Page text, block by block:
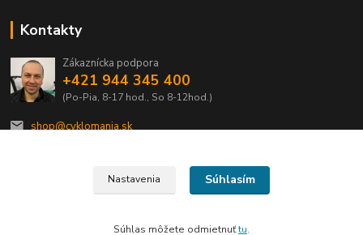
Kontakty
Zákaznícka podpora
+421 944 345 400
(Po-Pia, 8-17 hod., So 8-12hod.)
shop@cyklomania.sk
Nastavenia Súhlasím
Súhlas môžete odmietnuťtu.